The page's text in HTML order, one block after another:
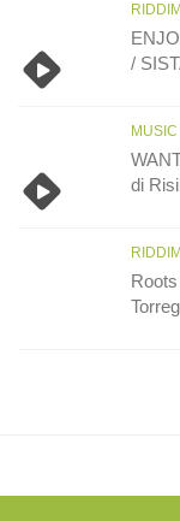
RIDDIM
/
MUSIC
di
RIDDIM